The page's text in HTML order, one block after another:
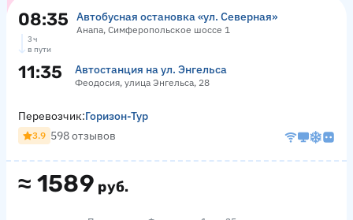
08:35 Автобусная остановка «ул. Северная»
Анапа, Симферопольское шоссе 1
3 ч
в пути
11:35 Автостанция на ул. Энгельса
Феодосия, улица Энгельса, 28
≈ 1589 руб.
Перевозчик:Горизон-Тур
3.9 598 отзывов